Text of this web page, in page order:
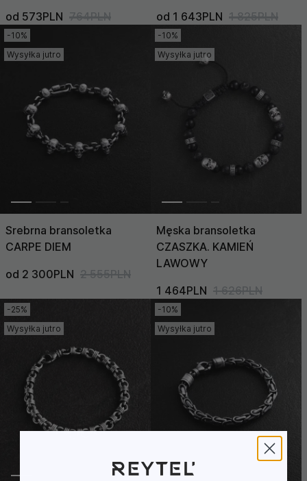
od 573PLN 764PLN
od 1 643PLN 1 825PLN
-10%
Wysyłka jutro
Srebrna bransoletka
CARPE DIEM
od 2 300PLN 2 555PLN
-10%
Wysyłka jutro
Męska bransoletka
CZASZKA. KAMIEŃ
LAWOWY
1 464PLN 1 626PLN
-25%
Wysyłka jutro
-10%
Wysyłka jutro